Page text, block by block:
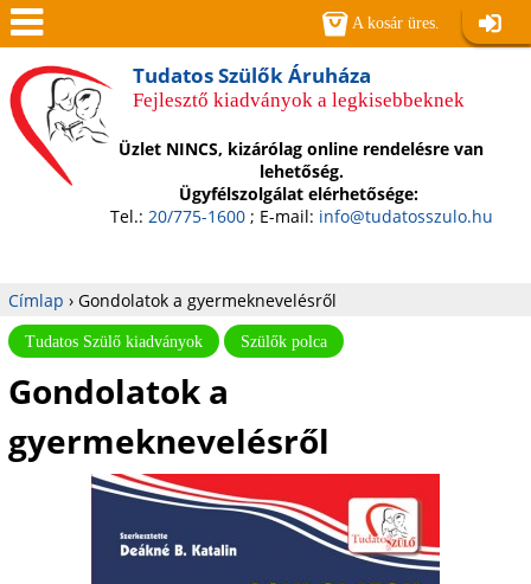
Jump to navigation
Tudatos Szülők Áruháza
Fejlesztő kiadványok a legkisebbeknek
Üzlet NINCS, kizárólag online rendelésre van
lehetőség.
Ügyfélszolgálat elérhetősége:
Tel.: 20/775-1600; E-mail: info@tudatosszulo.hu
Jelenlegi
hely
Címlap › Gondolatok a gyermeknevelésről
Tudatos Szülő kiadványok Szülők polca
Gondolatok a
gyermeknevelésről
A kosár üres.
Men
ü